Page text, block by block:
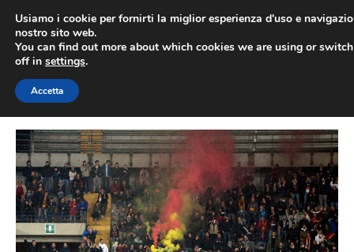
contenuto
Usiamo i cookie per fornirti la miglior esperienza d'uso e
nostro sito web.
You can find out more about which cookies we are using or
off in settings.
Accetta